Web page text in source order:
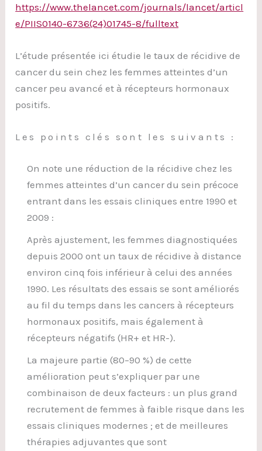
https://www.thelancet.com/journals/lancet/articl
e/PIIS0140-6736(24)01745-8/fulltext
L’étude présentée ici étudie le taux de récidive de
cancer du sein chez les femmes atteintes d’un
cancer peu avancé et à récepteurs hormonaux
positifs.
Les points clés sont les suivants :
On note une réduction de la récidive chez les
femmes atteintes d’un cancer du sein précoce
entrant dans les essais cliniques entre 1990 et
2009 :
Après ajustement, les femmes diagnostiquées
depuis 2000 ont un taux de récidive à distance
environ cinq fois inférieur à celui des années
1990. Les résultats des essais se sont améliorés
au fil du temps dans les cancers à récepteurs
hormonaux positifs, mais également à
récepteurs négatifs (HR+ et HR-).
La majeure partie (80–90 %) de cette
amélioration peut s’expliquer par une
combinaison de deux facteurs : un plus grand
recrutement de femmes à faible risque dans les
essais cliniques modernes ; et de meilleures
thérapies adjuvantes que sont